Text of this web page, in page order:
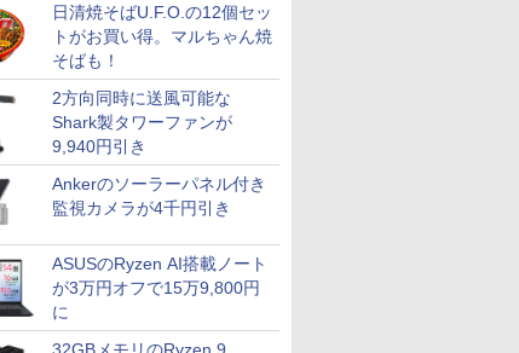
日清焼そばU.F.O.の12個セッ
トがお買い得。マルちゃん焼
そばも！
2方向同時に送風可能な
Shark製タワーファンが
9,940円引き
Ankerのソーラーパネル付き
監視カメラが4千円引き
ASUSのRyzen AI搭載ノート
が3万円オフで15万9,800円
に
ンチ HP ProBook 450 G9 /
卓越性能 第12世代Core i5-1235u/ メ Laptop 13 インチ・ウイルスバスター EP2-
！】
インチ
2
ゲーミングモニター モニタ
ー 24.5インチ 24インチ
ニター -
らス
聞 ～
7
乙女ゲー世界はモブに
厳しい世界です【共和 (22) 【電子書籍】[ 蝉